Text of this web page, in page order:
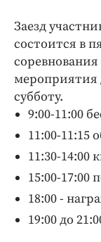
Заезд
состоится в
мероприятия
субботу.
9:00-11:00
11:00-11:15
11:30-14:00
15:00-17:00
18:00 -
19:00 до